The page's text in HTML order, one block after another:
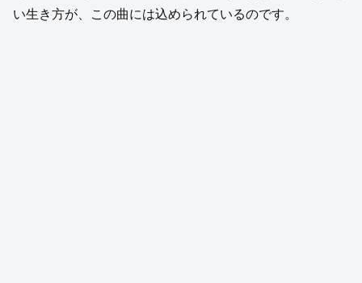
い生き方が、この曲には込められているのです。